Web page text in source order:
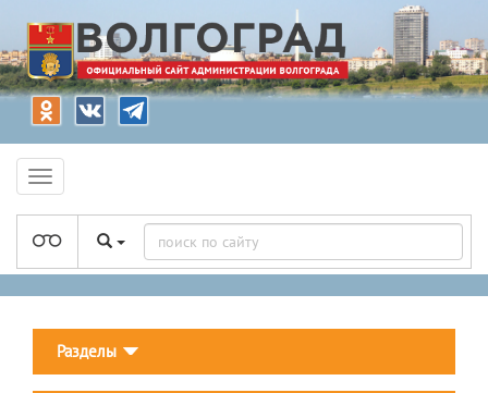
Разделы